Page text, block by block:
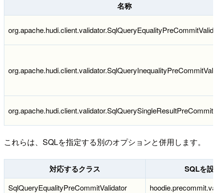
名称
これらは、SQLを指定する別のオプションと併用します。
対応するクラス SQLを設
SqlQueryEqualityPreCommitValidator